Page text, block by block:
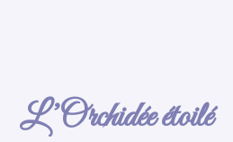
L’Orchidée étoilé